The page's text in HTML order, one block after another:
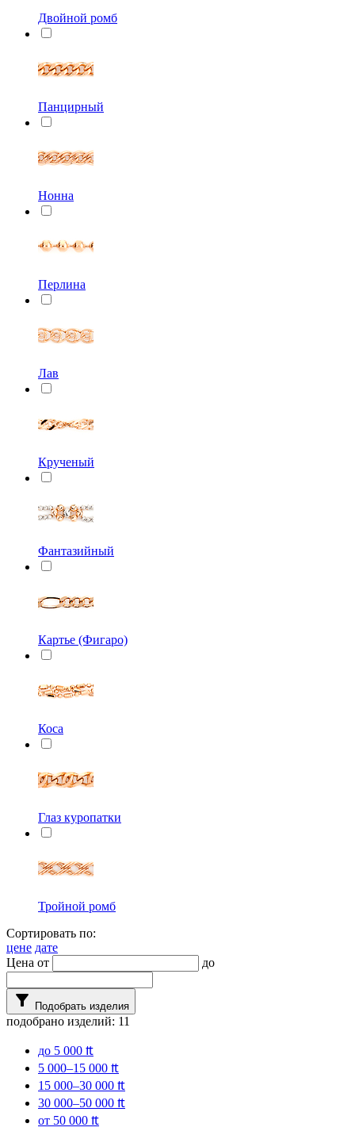
Двойной ромб
Панцирный
Нонна
Перлина
Лав
Крученый
Фантазийный
Картье (Фигаро)
Коса
Глаз куропатки
Тройной ромб
Сортировать по:
цене дате
Цена от
до
filter_alt Подобрать изделия
подобрано изделий: 11
до 5 000 ₶
5 000–15 000 ₶
15 000–30 000 ₶
30 000–50 000 ₶
от 50 000 ₶